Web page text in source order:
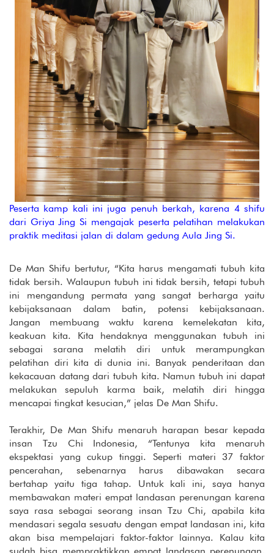
Peserta kamp kali ini juga penuh berkah, karena 4 shifu
dari Griya Jing Si mengajak peserta pelatihan melakukan
praktik meditasi jalan di dalam gedung Aula Jing Si.
De Man Shifu bertutur, “Kita harus mengamati tubuh kita
tidak bersih. Walaupun tubuh ini tidak bersih, tetapi tubuh
ini mengandung permata yang sangat berharga yaitu
kebijaksanaan dalam batin, potensi kebijaksanaan.
Jangan membuang waktu karena kemelekatan kita,
keakuan kita. Kita hendaknya menggunakan tubuh ini
sebagai sarana melatih diri untuk merampungkan
pelatihan diri kita di dunia ini. Banyak penderitaan dan
kekacauan datang dari tubuh kita. Namun tubuh ini dapat
melakukan sepuluh karma baik, melatih diri hingga
mencapai tingkat kesucian,” jelas De Man Shifu.
Terakhir, De Man Shifu menaruh harapan besar kepada
insan Tzu Chi Indonesia, “Tentunya kita menaruh
ekspektasi yang cukup tinggi. Seperti materi 37 faktor
pencerahan, sebenarnya harus dibawakan secara
bertahap yaitu tiga tahap. Untuk kali ini, saya hanya
membawakan materi empat landasan perenungan karena
saya rasa sebagai seorang insan Tzu Chi, apabila kita
mendasari segala sesuatu dengan empat landasan ini, kita
akan bisa mempelajari faktor-faktor lainnya. Kalau kita